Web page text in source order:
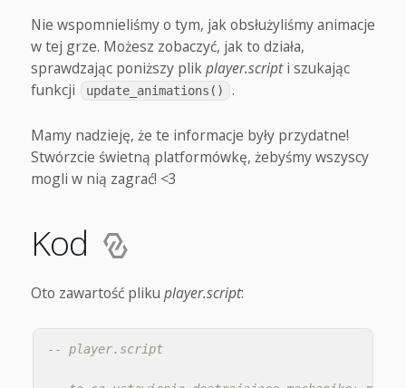
Nie wspomnieliśmy o tym, jak obsłużyliśmy animacje
w tej grze. Możesz zobaczyć, jak to działa,
sprawdzając poniższy plikplayer.scripti szukając
funkcji
update_animations() .
Mamy nadzieję, że te informacje były przydatne!
Stwórzcie świetną platformówkę, żebyśmy wszyscy
mogli w nią zagrać! <3
Kod
Oto zawartość pliku player.script:
-- player.script